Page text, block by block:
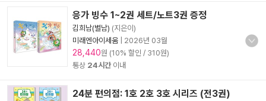
응가 빙수 1~2권 세트/노트3권 증정
김희남(별남) (지은이)
미래엔아이세움
2026년 03월
28,440원 (10% 할인 / 310원)
통상 24시간이내
24분 편의점: 1호 2호 3호 시리즈 (전3권)